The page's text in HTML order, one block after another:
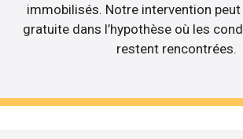
immobilisés. Notre intervention
gratuite dans l’hypothèse où les
restent rencontrées.